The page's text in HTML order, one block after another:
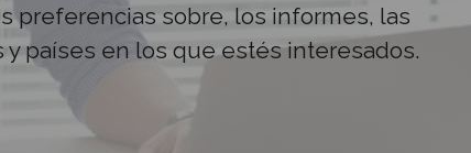
preferencias sobre, los informes, las
países en los que estés interesados.